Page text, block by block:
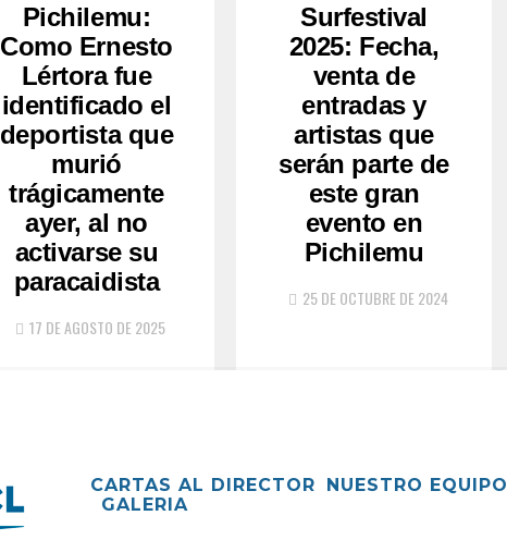
Pichilemu:
Como Ernesto
Lértora fue
identificado el
deportista que
murió
trágicamente
ayer, al no
activarse su
paracaidista
17 DE AGOSTO DE 2025
Surfestival
2025: Fecha,
venta de
entradas y
artistas que
serán parte de
este gran
evento en
Pichilemu
25 DE OCTUBRE DE 2024
CARTAS AL DIRECTOR NUESTRO EQUIPO
GALERIA